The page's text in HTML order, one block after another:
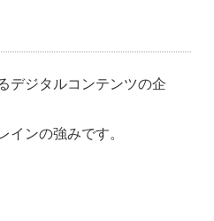
デジタルコンテンツの企
ンの強みです。